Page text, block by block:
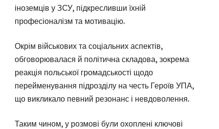
іноземців у ЗСУ, підкресливши їхній
професіоналізм та мотивацію.
Окрім військових та соціальних аспектів,
обговорювалася й політична складова, зокрема
реакція польської громадськості щодо
перейменування підрозділу на честь Героїв УПА,
що викликало певний резонанс і невдоволення.
Таким чином, у розмові були охоплені ключові